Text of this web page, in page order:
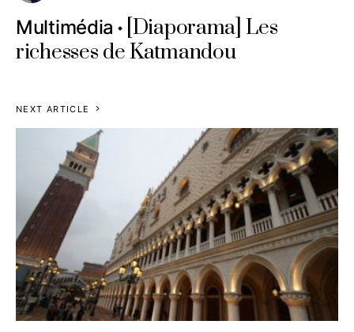
Multimédia
[Diaporama] Les
richesses de Katmandou
NEXT ARTICLE